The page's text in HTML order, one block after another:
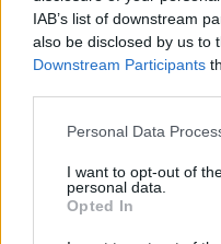
IAB’s list of downstream
also be disclosed by us to
Downstream Participants
Please note that this
not limited to your visit or
grant or deny consent to
use your data for below
Personal Data
I want to opt-out of
personal data.
Opted In